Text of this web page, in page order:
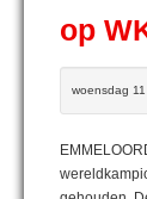
op
woensdag